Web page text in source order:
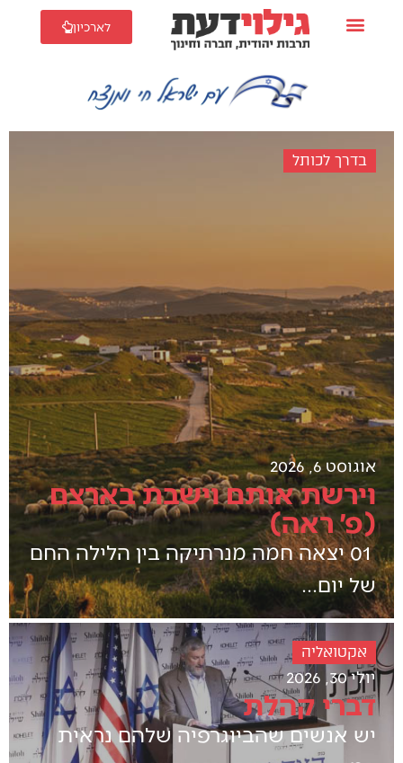
לארכיון
בדרך לכותל
אוגוסט 6, 2026
וירשת אותם וישבת בארצם
(פ׳ ראה)
‬של‭ ‬יום‭...
אקטואליה
יולי 30, 2026
דברי‭ ‬קהלת
יש אנשים שהביוגרפיה שלהם נראית